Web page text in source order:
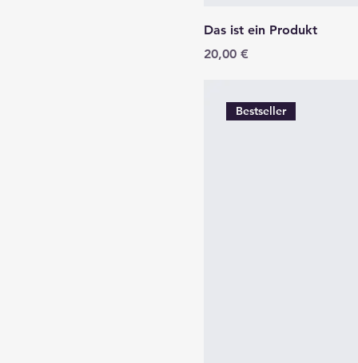
Das ist ein Produkt
Preis
20,00 €
Bestseller